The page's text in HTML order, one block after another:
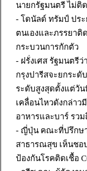
นายกรัฐมนตรี ไม่ติ
- โดนัลด์ ทรัมป์ ประ
ตนเองและภรรยาติ
กระบวนการกักตัว
- ฝรั่งเศส รัฐมนตรี
กรุงปารีสจะยกระดั
ระดับสูงสุดตั้งแต่วัน
เคลื่อนไหวดังกล่า
อาหารและบาร์ รว
- ญี่ปุ่น คณะที่ปรึกษา
สาธารณสุข เห็นช
ป้องกันโรคติดเชื้อ